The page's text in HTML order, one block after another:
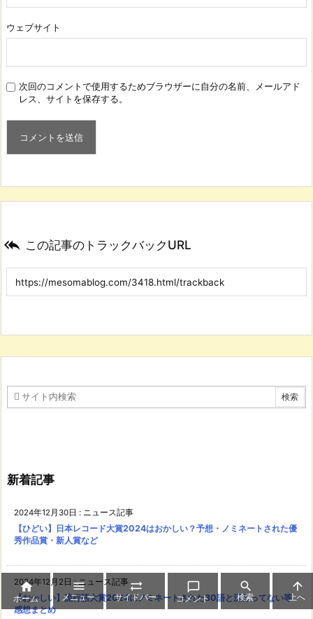
ウェブサイト
次回のコメントで使用するためブラウザーに自分の名前、メールアド
レス、サイトを保存する。
 この記事のトラックバックURL
新着記事
2024年12月30日 : ニュース記事
【ひどい】日本レコード大賞2024はおかしい？予想・ノミネートされた優
秀作品賞・新人賞など
2024年12月2日 :ニュース記事
【おかしい】流行語大賞2024にノミネートされた30語と流行ってない等
感想まとめ

ホーム

メニュー

サイドバー

コメント

検索

上へ